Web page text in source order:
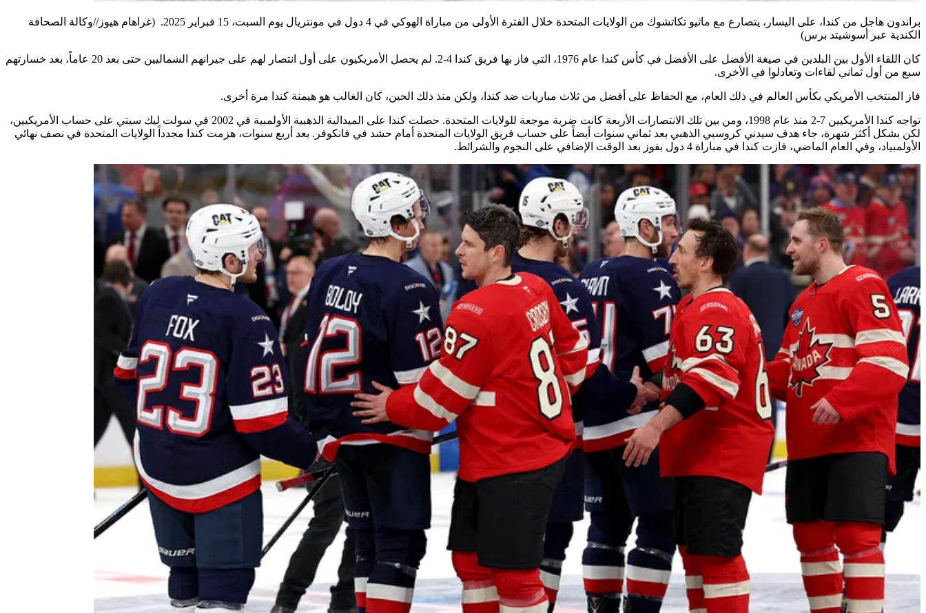
براندون هاجل من كندا، على اليسار، يتصارع مع ماثيو تكاتشوك من الولايات المتحدة خلال الفترة الأولى من مباراة الهوكي في 4 دول في مونتريال يوم السبت، 15 فبراير 2025.
(غراهام هيوز//وكالة الصحافة
الكندية عبر أسوشيتد برس)
كان اللقاء الأول بين البلدين في صيغة الأفضل على الأفضل في كأس كندا عام 1976، التي فاز بها فريق كندا 4-2. لم يحصل الأمريكيون على أول انتصار لهم على جيرانهم الشماليين حتى بعد 20 عاماً، بعد خسارتهم
سبع من أول ثماني لقاءات وتعادلوا في الأخرى.
فاز المنتخب الأمريكي بكأس العالم في ذلك العام، مع الحفاظ على أفضل من ثلاث مباريات ضد كندا، ولكن منذ ذلك الحين، كان الغالب هو هيمنة كندا مرة أخرى.
تواجه كندا الأمريكيين 7-2 منذ عام 1998، ومن بين تلك الانتصارات الأربعة كانت ضربة موجعة للولايات المتحدة. حصلت كندا على الميدالية الذهبية الأولمبية في 2002 في سولت ليك سيتي على حساب الأمريكيين،
لكن بشكل أكثر شهرة، جاء هدف سيدني كروسبي الذهبي بعد ثماني سنوات أيضاً على حساب فريق الولايات المتحدة أمام حشد في فانكوفر. بعد أربع سنوات، هزمت كندا مجدداً الولايات المتحدة في نصف نهائي
الأولمبياد، وفي العام الماضي، فازت كندا في مباراة 4 دول بفوز بعد الوقت الإضافي على النجوم والشرائط.